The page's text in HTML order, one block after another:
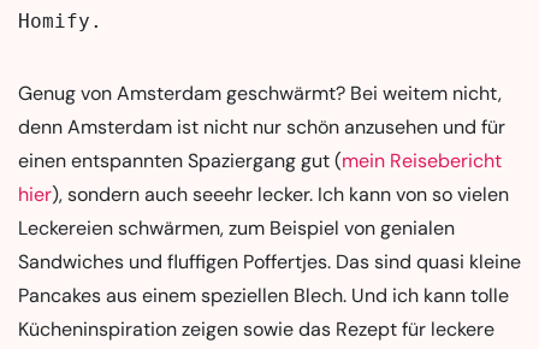
Homify.
Genug von Amsterdam geschwärmt? Bei weitem nicht,
denn Amsterdam ist nicht nur schön anzusehen und für
einen entspannten Spaziergang gut (mein Reisebericht
hier), sondern auch seeehr lecker. Ich kann von so vielen
Leckereien schwärmen, zum Beispiel von genialen
Sandwiches und fluffigen Poffertjes. Das sind quasi kleine
Pancakes aus einem speziellen Blech. Und ich kann tolle
Kücheninspiration zeigen sowie das Rezept für leckere